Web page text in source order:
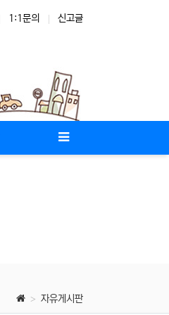
1:1문의 신고글
자유게시판